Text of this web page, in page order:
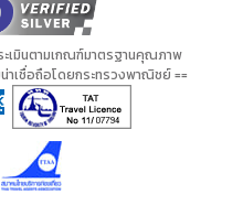
ะเมินตามเกณฑ์มาตรฐานคุณภาพ
าเชื่อถือโดยกระทรวงพาณิชย์ ==